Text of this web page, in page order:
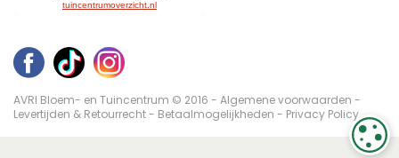
AVRI Bloem- en Tuincentrum © 2016 - Algemene voorwaarden -
Levertijden & Retourrecht- Betaalmogelijkheden - Privacy Policy